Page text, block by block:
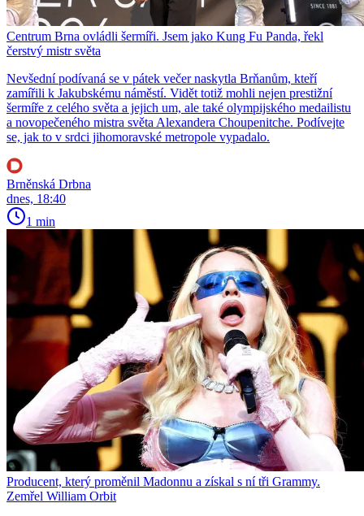
Centrum Brna ovládli šermíři. Jsem jako Kung Fu Panda, řekl
čerstvý mistr světa
Nevšední podívaná se v pátek večer naskytla Brňanům, kteří
zamířili k Jakubskému náměstí. Vidět totiž mohli nejen prestižní
šermíře z celého světa a jejich um, ale také olympijského medailistu
a novopečeného mistra světa Alexandera Choupenitche. Podívejte
se, jak to v srdci jihomoravské metropole vypadalo.
Brněnská Drbna
dnes, 18:40
1 min
Producent, který proměnil Madonnu a získal s ní tři Grammy.
Zemřel William Orbit